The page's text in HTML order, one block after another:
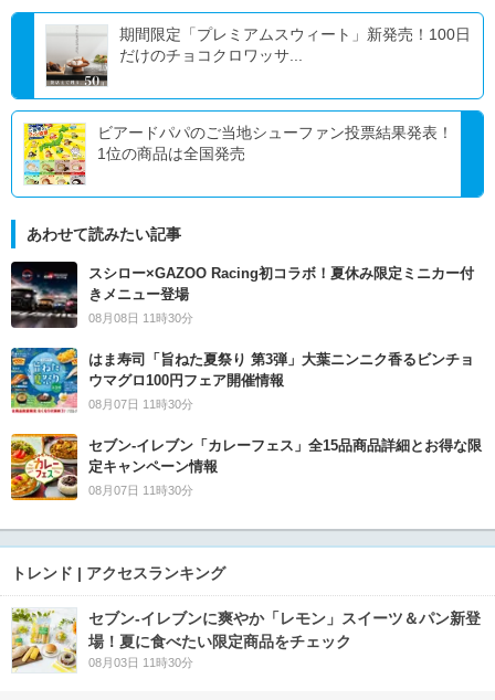
期間限定「プレミアムスウィート」新発売！100日
だけのチョコクロワッサ...
ビアードパパのご当地シューファン投票結果発表！
1位の商品は全国発売
あわせて読みたい記事
スシロー×GAZOO Racing初コラボ！夏休み限定ミニカー付
きメニュー登場
08月08日 11時30分
はま寿司「旨ねた夏祭り 第3弾」大葉ニンニク香るビンチョ
ウマグロ100円フェア開催情報
08月07日 11時30分
セブン‐イレブン「カレーフェス」全15品商品詳細とお得な限
定キャンペーン情報
08月07日 11時30分
トレンド | アクセスランキング
セブン‐イレブンに爽やか「レモン」スイーツ＆パン新登
場！夏に食べたい限定商品をチェック
08月03日 11時30分